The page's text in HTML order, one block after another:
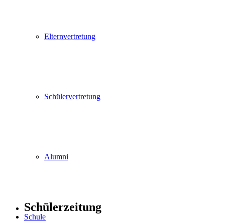
Elternvertretung
Schülervertretung
Alumni
Schule
Schülerzeitung